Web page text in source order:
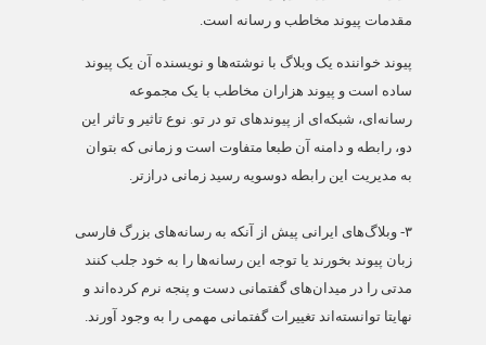
مقدمات پیوند مخاطب و رسانه است.
پیوند خواننده یک وبلاگ با نوشته‌ها و نویسنده آن یک پیوند
ساده است و پیوند هزاران مخاطب با یک مجموعه
رسانه‌ای، شبکه‌ای از پیوندهای تو در تو. نوع تاثیر و تاثر این
دو، رابطه و دامنه آن طبعا متفاوت است و زمانی که بتوان
به مدیریت این رابطه دوسویه رسید زمانی درازتر.
۳- وبلاگ‌های ایرانی پیش از آنکه به رسانه‌های بزرگ فارسی
زبان پیوند بخورند یا توجه این رسانه‌ها را به خود جلب کنند
مدتی را در میدان‌های گفتمانی دست و پنجه نرم کرده‌اند و
نهایتا توانسته‌اند تغییرات گفتمانی مهمی را به وجود آورند.